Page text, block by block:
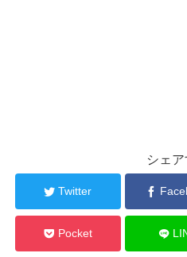
シェア
Twitter
Pocket